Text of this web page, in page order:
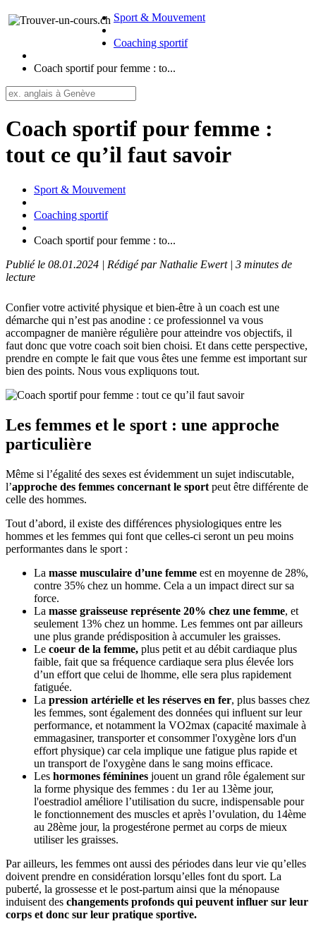
Sport & Mouvement
Coaching sportif
Coach sportif pour femme : to...
Coach sportif pour femme :
tout ce qu’il faut savoir
Sport & Mouvement
Coaching sportif
Coach sportif pour femme : to...
Publié le 08.01.2024 | Rédigé par Nathalie Ewert | 3 minutes de
lecture
Confier votre activité physique et bien-être à un coach est une
démarche qui n’est pas anodine : ce professionnel va vous
accompagner de manière régulière pour atteindre vos objectifs, il
faut donc que votre coach soit bien choisi. Et dans cette perspective,
prendre en compte le fait que vous êtes une femme est important sur
bien des points. Nous vous expliquons tout.
Les femmes et le sport : une approche
particulière
Même si l’égalité des sexes est évidemment un sujet indiscutable,
l’approche des femmes concernant le sport peut être différente de
celle des hommes.
Tout d’abord, il existe des différences physiologiques entre les
hommes et les femmes qui font que celles-ci seront un peu moins
performantes dans le sport :
La masse musculaire d’une femme est en moyenne de 28%,
contre 35% chez un homme. Cela a un impact direct sur sa
force.
La masse graisseuse représente 20% chez une femme, et
seulement 13% chez un homme. Les femmes ont par ailleurs
une plus grande prédisposition à accumuler les graisses.
Le coeur de la femme, plus petit et au débit cardiaque plus
faible, fait que sa fréquence cardiaque sera plus élevée lors
d’un effort que celui de lhomme, elle sera plus rapidement
fatiguée.
La pression artérielle et les réserves en fer, plus basses chez
les femmes, sont également des données qui influent sur leur
performance, et notamment la VO2max (capacité maximale à
emmagasiner, transporter et consommer l'oxygène lors d'un
effort physique) car cela implique une fatigue plus rapide et
un transport de l'oxygène dans le sang moins efficace.
Les hormones féminines jouent un grand rôle également sur
la forme physique des femmes : du 1er au 13ème jour,
l'oestradiol améliore l’utilisation du sucre, indispensable pour
le fonctionnement des muscles et après l’ovulation, du 14ème
au 28ème jour, la progestérone permet au corps de mieux
utiliser les graisses.
Par ailleurs, les femmes ont aussi des périodes dans leur vie qu’elles
doivent prendre en considération lorsqu’elles font du sport. La
puberté, la grossesse et le post-partum ainsi que la ménopause
induisent des changements profonds qui peuvent influer sur leur
corps et donc sur leur pratique sportive.